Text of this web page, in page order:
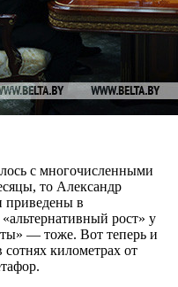
с многочисленными
то Александр
приведены в
рост» у
— тоже. Вот теперь и
километрах от